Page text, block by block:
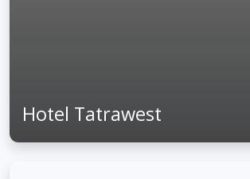
Hotel Tatrawest